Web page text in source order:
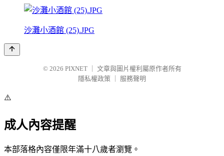
沙灘小酒館 (25).JPG
© 2026 PIXNET
文章與圖片權利屬原作者所有
隱私權政策
服務聲明
⚠️
成人內容提醒
本部落格內容僅限年滿十八歲者瀏覽。